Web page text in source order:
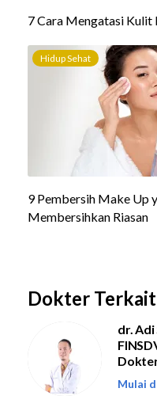
Dokter Terkait